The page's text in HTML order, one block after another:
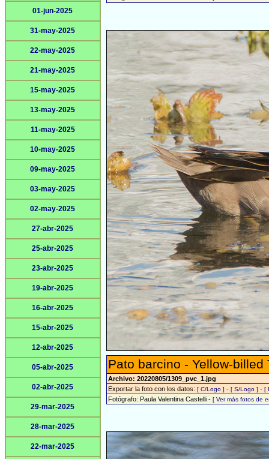
01-jun-2025
31-may-2025
22-may-2025
21-may-2025
15-may-2025
13-may-2025
11-may-2025
10-may-2025
09-may-2025
03-may-2025
02-may-2025
27-abr-2025
25-abr-2025
23-abr-2025
19-abr-2025
16-abr-2025
15-abr-2025
12-abr-2025
05-abr-2025
02-abr-2025
29-mar-2025
28-mar-2025
22-mar-2025
Pato barcino - Yellow-
Archivo: 20220805/1309_pvc_1.jpg
Exportar la foto con los datos: [ C/Logo ] - [ S/Logo ] - [
Fotógrafo: Paula Valentina Castelli - [ Ver más fotos de